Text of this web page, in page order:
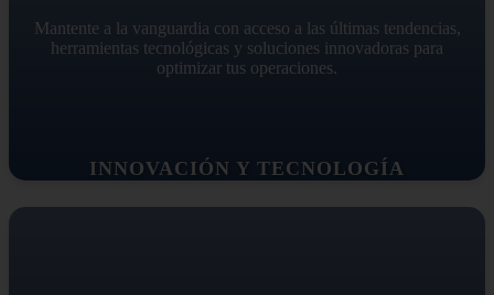
INNOVACIÓN Y TECNOLOGÍA
Mantente a la vanguardia con acceso a las últimas tendencias,
herramientas tecnológicas y soluciones innovadoras para
optimizar tus operaciones.